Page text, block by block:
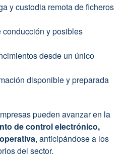
y custodia remota de ficheros
y posibles
desde un único
disponible y preparada
pueden avanzar en la
de control electrónico,
, anticipándose a los
del sector.